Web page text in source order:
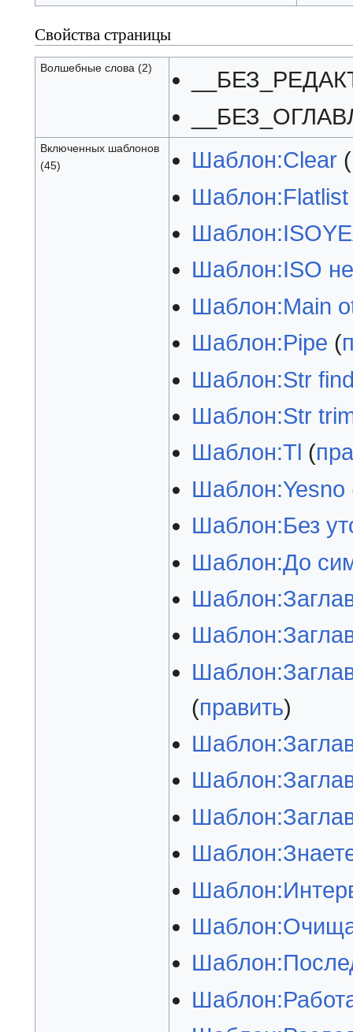
Свойства страницы
Волшебные слова (2)
Включенных шаблонов
(45)
Шаблон:Clear(
Шаблон:Flatlist
Шаблон:ISO
Шаблон:Main
Шаблон:Pipe (
Шаблон:Str
Шаблон:Str
Шаблон:Tl (
Шаблон:Yesno
Шаблон:Без
Шаблон:До
(править)